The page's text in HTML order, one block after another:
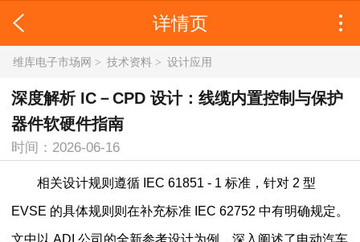
详情页
维库电子市场网 > 技术资料 > 设计应用
深度解析 IC－CPD 设计：线缆内置控制与保护
器件软硬件指南
时间：2026-06-16
相关设计规则遵循 IEC 61851 - 1 标准，针对 2 型
EVSE 的具体规则则在补充标准 IEC 62752 中有明确规定。
文中以 ADI 公司的全新参考设计为例，深入阐述了电动汽车